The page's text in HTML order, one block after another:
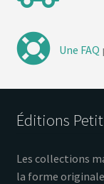
Une FAQ
Éditions
Les collections
la forme originale